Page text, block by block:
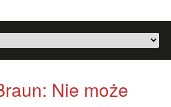
Nie może